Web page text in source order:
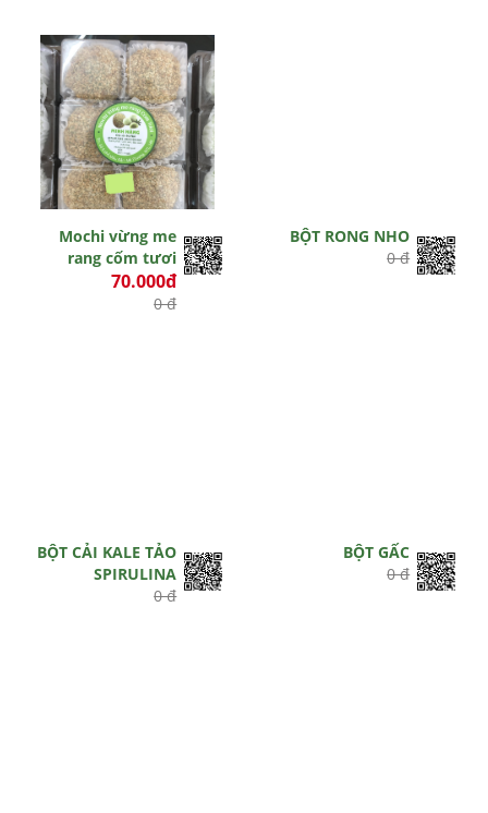
Mochi vừng me
rang cốm tươi
70.000đ
0 đ
BỘT RONG NHO
0 đ
BỘT CẢI KALE TẢO
SPIRULINA
0 đ
BỘT GẤC
0 đ